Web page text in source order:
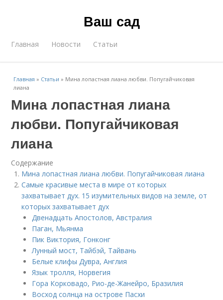
Ваш сад
Главная Новости Статьи
Главная » Статьи » Мина лопастная лиана любви. Попугайчиковая
лиана
Мина лопастная лиана
любви. Попугайчиковая
лиана
Содержание
Мина лопастная лиана любви. Попугайчиковая лиана
Самые красивые места в мире от которых
захватывает дух. 15 изумительных видов на земле, от
которых захватывает дух
Двенадцать Апостолов, Австралия
Паган, Мьянма
Пик Виктория, Гонконг
Лунный мост, Тайбэй, Тайвань
Белые клифы Дувра, Англия
Язык тролля, Норвегия
Гора Корковадо, Рио-де-Жанейро, Бразилия
Восход солнца на острове Пасхи